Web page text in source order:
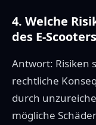
4. Welche
des E-
Antwort: Risiken
rechtliche
durch
mögliche